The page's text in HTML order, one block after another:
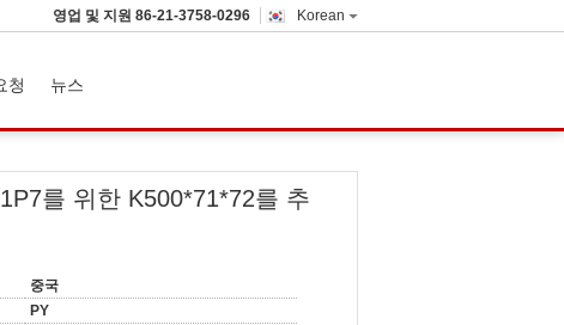
Korean
영업 및 지원 86-21-3758-0296
청 뉴스
를 위한 K500*71*72를 추
중국
PY